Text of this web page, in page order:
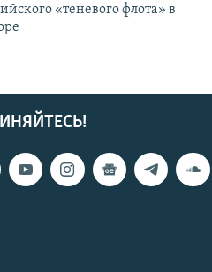
«теневого флота» в